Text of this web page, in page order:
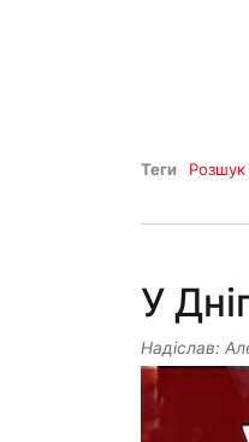
Теги Розшук
У
Надіслав: